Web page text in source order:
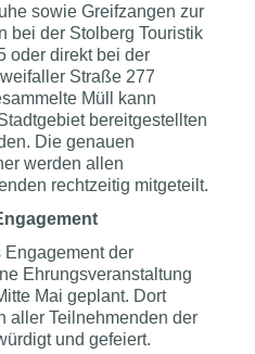
sowie Greifzangen zur
bei der Stolberg Touristik
oder direkt bei der
Straße 277
Müll kann
bereitgestellten
Die genauen
werden allen
rechtzeitig mitgeteilt.
Engagement der
Ehrungsveranstaltung
Mai geplant. Dort
aller Teilnehmenden der
und gefeiert.